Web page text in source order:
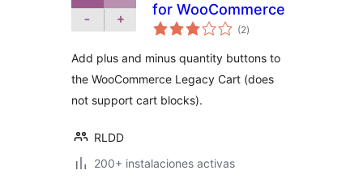
for WooCommerce
(2total
de
)
Add plus and minus quantity buttons to
the WooCommerce Legacy Cart (does
not support cart blocks).
RLDD
200+ instalaciones activas